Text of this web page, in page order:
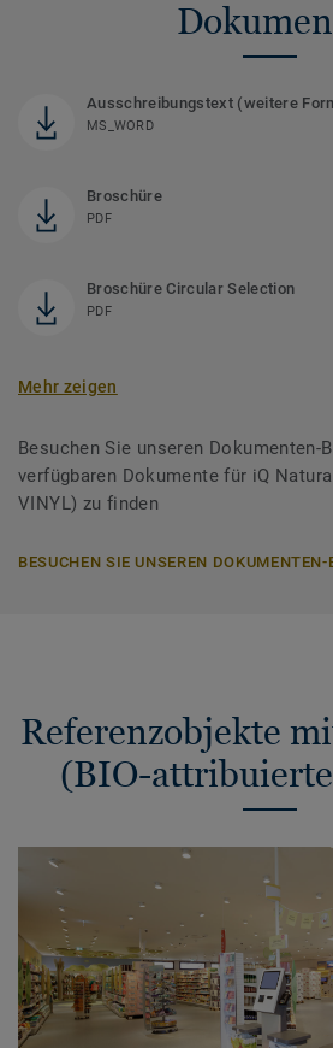
Ausschreibungstext (weitere
MS_WORD
Broschüre
PDF
Broschüre Circular Selection
PDF
Mehr zeigen
Besuchen Sie unseren Dokumenten-
verfügbaren Dokumente für iQ
VINYL) zu finden
BESUCHEN SIE UNSEREN DOKUMENTEN-
Referenzobjekte
(BIO-